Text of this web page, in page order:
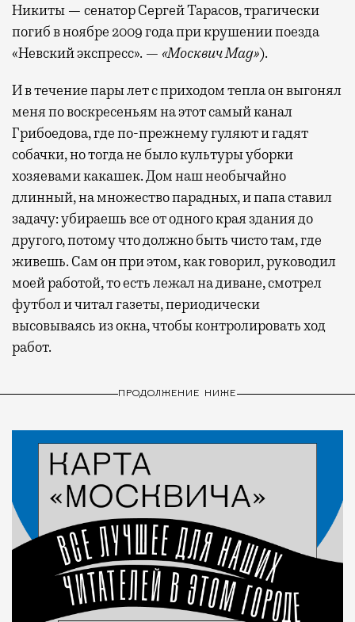
Никиты — сенатор Сергей Тарасов, трагически
погиб в ноябре 2009 года при крушении поезда
«Невский экспресс». — «Москвич Mag»).
И в течение пары лет с приходом тепла он выгонял
меня по воскресеньям на этот самый канал
Грибоедова, где по-прежнему гуляют и гадят
собачки, но тогда не было культуры уборки
хозяевами какашек. Дом наш необычайно
длинный, на множество парадных, и папа ставил
задачу: убираешь все от одного края здания до
другого, потому что должно быть чисто там, где
живешь. Сам он при этом, как говорил, руководил
моей работой, то есть лежал на диване, смотрел
футбол и читал газеты, периодически
высовываясь из окна, чтобы контролировать ход
работ.
ПРОДОЛЖЕНИЕ НИЖЕ